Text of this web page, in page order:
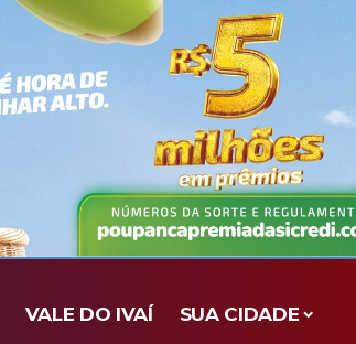
VALE DO IVAÍ SUA CIDADE